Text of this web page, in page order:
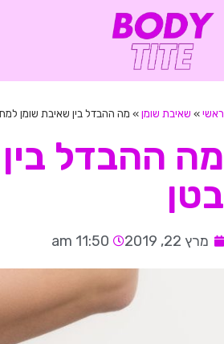
ראשי» שאיבת שומן» מה ההבדל בין שאיבת שומן
מה ההבדל
בטן
מרץ 22, 2019 11:50 am